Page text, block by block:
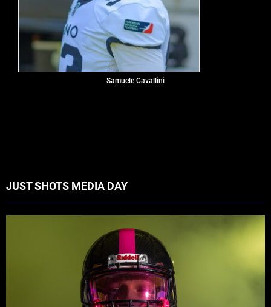
Samuele Cavallini
JUST SHOTS MEDIA DAY